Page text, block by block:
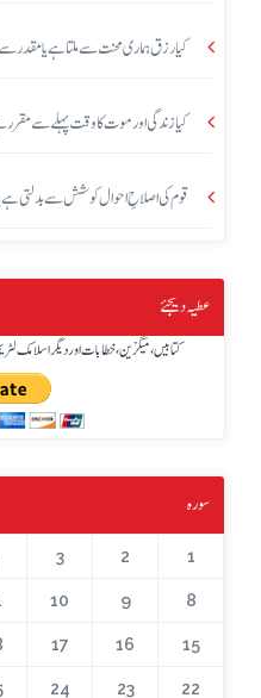
کیا رزق ہماری محنت سے ملتا ہے یا مقدر
کیا زندگی اور موت کا وقت پہلے سے
قوم کی اصلاحِ احوال کوشش سے بدلتی
عطیہ دیجئے
کتابیں، میگزین، خطابات اور دیگر اسلامک
سورہ
1
2
3
8
9
10
15
16
17
22
23
24